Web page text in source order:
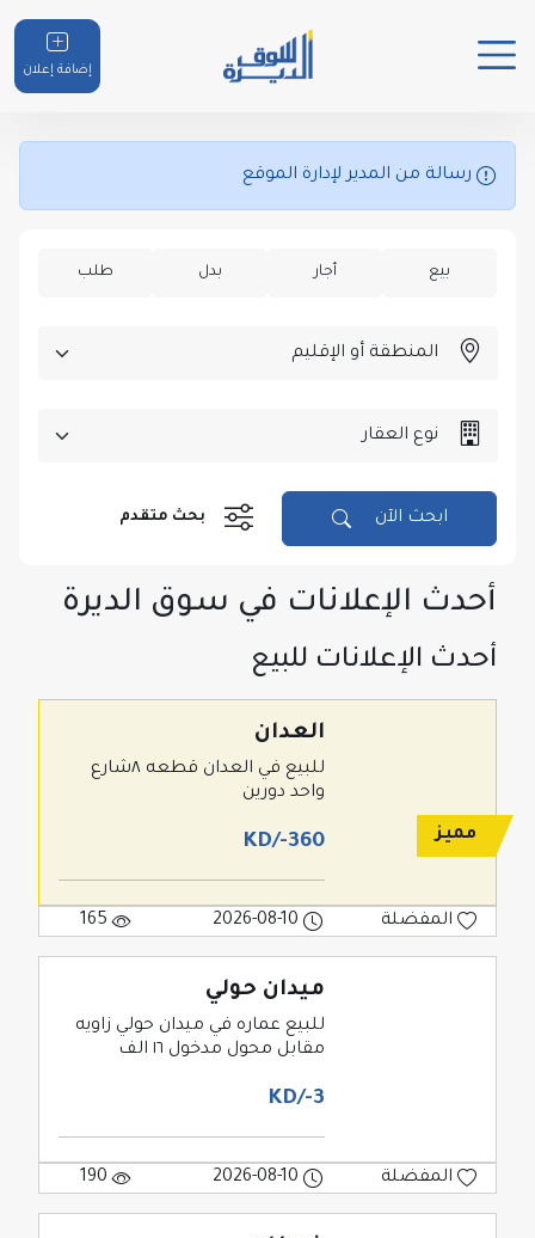
إضافة إعلان
رسالة من المدير لإدارة الموقع
بيع أجار بدل طلب
ابحث الآن بحث متقدم
أحدث الإعلانات في سوق الديرة
أحدث الإعلانات للبيع
مميز
العدان
للبيع في العدان قطعه ٨شارع
واحد دورين
360-/KD
المفضلة 165
ميدان حولي
للبيع عماره في ميدان حولي زاويه
مقابل محول مدخول ١٦ الف
3-/KD
المفضلة 190